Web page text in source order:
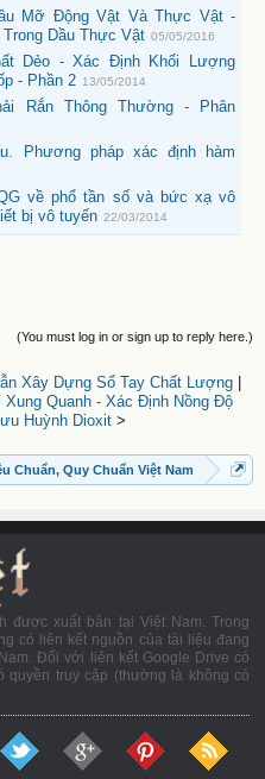
Mỡ Động Vật Và Thực Vật -
Dầu Thực Vật 05/05/2016
Dẻo - Xác Định Khối Lượng
- Phần 2 13/05/2014
Rắn Thông Thường - Phân
Phương pháp xác định hàm
về phổ tần số và bức xạ vô
bị vô tuyến 22/03/2014
(You must log in or sign up to reply here.)
Xây Dựng Sổ Tay Chất Lượng|
Quanh - Xác Định Nồng Độ
Huỳnh Dioxit>
Chuẩn, Quy Chuẩn Việt Nam
được xuất bản tại Việt Nam. Trong
có liên kết nguồn của tài liệu đang
Đối với liên kết Google Drive có
quyền truy cập (thường là không có